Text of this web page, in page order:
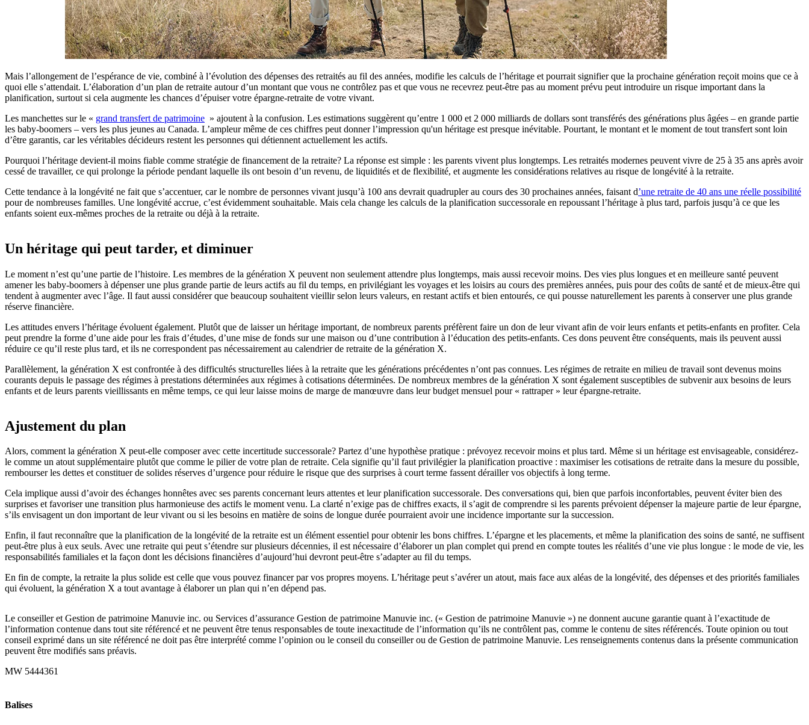
Mais l’allongement de l’espérance de vie, combiné à l’évolution des dépenses des retraités au fil des années, modifie les calculs de l’héritage et pourrait signifier que la prochaine génération reçoit moins que ce à
quoi elle s’attendait. L’élaboration d’un plan de retraite autour d’un montant que vous ne contrôlez pas et que vous ne recevrez peut-être pas au moment prévu peut introduire un risque important dans la
planification, surtout si cela augmente les chances d’épuiser votre épargne-retraite de votre vivant.
Les manchettes sur le « grand transfert de patrimoine » ajoutent à la confusion. Les estimations suggèrent qu’entre 1 000 et 2 000 milliards de dollars sont transférés des générations plus âgées – en grande partie
les baby-boomers – vers les plus jeunes au Canada. L’ampleur même de ces chiffres peut donner l’impression qu'un héritage est presque inévitable. Pourtant, le montant et le moment de tout transfert sont loin
d’être garantis, car les véritables décideurs restent les personnes qui détiennent actuellement les actifs.
Pourquoi l’héritage devient-il moins fiable comme stratégie de financement de la retraite? La réponse est simple : les parents vivent plus longtemps. Les retraités modernes peuvent vivre de 25 à 35 ans après avoir
cessé de travailler, ce qui prolonge la période pendant laquelle ils ont besoin d’un revenu, de liquidités et de flexibilité, et augmente les considérations relatives au risque de longévité à la retraite.
Cette tendance à la longévité ne fait que s’accentuer, car le nombre de personnes vivant jusqu’à 100 ans devrait quadrupler au cours des 30 prochaines années, faisant d’une retraite de 40 ans une réelle possibilité
pour de nombreuses familles. Une longévité accrue, c’est évidemment souhaitable. Mais cela change les calculs de la planification successorale en repoussant l’héritage à plus tard, parfois jusqu’à ce que les
enfants soient eux-mêmes proches de la retraite ou déjà à la retraite.
Un héritage qui peut tarder, et diminuer
Le moment n’est qu’une partie de l’histoire. Les membres de la génération X peuvent non seulement attendre plus longtemps, mais aussi recevoir moins. Des vies plus longues et en meilleure santé peuvent
amener les baby-boomers à dépenser une plus grande partie de leurs actifs au fil du temps, en privilégiant les voyages et les loisirs au cours des premières années, puis pour des coûts de santé et de mieux-être qui
tendent à augmenter avec l’âge. Il faut aussi considérer que beaucoup souhaitent vieillir selon leurs valeurs, en restant actifs et bien entourés, ce qui pousse naturellement les parents à conserver une plus grande
réserve financière.
Les attitudes envers l’héritage évoluent également. Plutôt que de laisser un héritage important, de nombreux parents préfèrent faire un don de leur vivant afin de voir leurs enfants et petits-enfants en profiter. Cela
peut prendre la forme d’une aide pour les frais d’études, d’une mise de fonds sur une maison ou d’une contribution à l’éducation des petits-enfants. Ces dons peuvent être conséquents, mais ils peuvent aussi
réduire ce qu’il reste plus tard, et ils ne correspondent pas nécessairement au calendrier de retraite de la génération X.
Parallèlement, la génération X est confrontée à des difficultés structurelles liées à la retraite que les générations précédentes n’ont pas connues. Les régimes de retraite en milieu de travail sont devenus moins
courants depuis le passage des régimes à prestations déterminées aux régimes à cotisations déterminées. De nombreux membres de la génération X sont également susceptibles de subvenir aux besoins de leurs
enfants et de leurs parents vieillissants en même temps, ce qui leur laisse moins de marge de manœuvre dans leur budget mensuel pour « rattraper » leur épargne-retraite.
Ajustement du plan
Alors, comment la génération X peut-elle composer avec cette incertitude successorale? Partez d’une hypothèse pratique : prévoyez recevoir moins et plus tard. Même si un héritage est envisageable, considérez-
le comme un atout supplémentaire plutôt que comme le pilier de votre plan de retraite. Cela signifie qu’il faut privilégier la planification proactive : maximiser les cotisations de retraite dans la mesure du possible,
rembourser les dettes et constituer de solides réserves d’urgence pour réduire le risque que des surprises à court terme fassent dérailler vos objectifs à long terme.
Cela implique aussi d’avoir des échanges honnêtes avec ses parents concernant leurs attentes et leur planification successorale. Des conversations qui, bien que parfois inconfortables, peuvent éviter bien des
surprises et favoriser une transition plus harmonieuse des actifs le moment venu. La clarté n’exige pas de chiffres exacts, il s’agit de comprendre si les parents prévoient dépenser la majeure partie de leur épargne,
s’ils envisagent un don important de leur vivant ou si les besoins en matière de soins de longue durée pourraient avoir une incidence importante sur la succession.
Enfin, il faut reconnaître que la planification de la longévité de la retraite est un élément essentiel pour obtenir les bons chiffres. L’épargne et les placements, et même la planification des soins de santé, ne suffisent
peut-être plus à eux seuls. Avec une retraite qui peut s’étendre sur plusieurs décennies, il est nécessaire d’élaborer un plan complet qui prend en compte toutes les réalités d’une vie plus longue : le mode de vie, les
responsabilités familiales et la façon dont les décisions financières d’aujourd’hui devront peut-être s’adapter au fil du temps.
En fin de compte, la retraite la plus solide est celle que vous pouvez financer par vos propres moyens. L’héritage peut s’avérer un atout, mais face aux aléas de la longévité, des dépenses et des priorités familiales
qui évoluent, la génération X a tout avantage à élaborer un plan qui n’en dépend pas.
Le conseiller et Gestion de patrimoine Manuvie inc. ou Services d’assurance Gestion de patrimoine Manuvie inc. (« Gestion de patrimoine Manuvie ») ne donnent aucune garantie quant à l’exactitude de
l’information contenue dans tout site référencé et ne peuvent être tenus responsables de toute inexactitude de l’information qu’ils ne contrôlent pas, comme le contenu de sites référencés. Toute opinion ou tout
conseil exprimé dans un site référencé ne doit pas être interprété comme l’opinion ou le conseil du conseiller ou de Gestion de patrimoine Manuvie. Les renseignements contenus dans la présente communication
peuvent être modifiés sans préavis.
MW 5444361
Balises